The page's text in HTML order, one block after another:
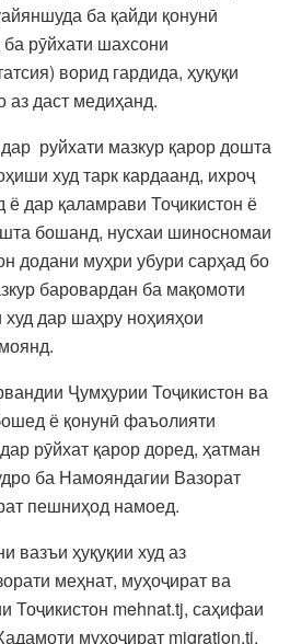
ба қайди қонунӣ
рӯйхати шахсони
ворид гардида, ҳуқуқи
аз даст медиҳанд.
руйхати мазкур қарор дошта
худ тарк кардаанд, ихроҷ
ё дар қаламрави Тоҷикистон ё
бошанд, нусхаи шиносномаи
додани муҳри убури сарҳад бо
баровардан ба мақомоти
худ дар шаҳру ноҳияҳои
Ҷумҳурии Тоҷикистон ва
ё қонунӣ фаъолияти
рӯйхат қарор доред, ҳатман
ба Намояндагии Вазорат
пешниҳод намоед.
вазъи ҳуқуқии худ аз
меҳнат, муҳоҷират ва
Тоҷикистон mehnat.tj, саҳифаи
муҳоҷират migration.tj,